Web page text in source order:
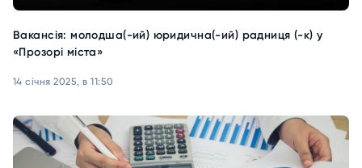
Вакансія: молодша(-ий) юридична(-ий) радниця (-к) у
«Прозорі міста»
14 січня 2025, в 11:50